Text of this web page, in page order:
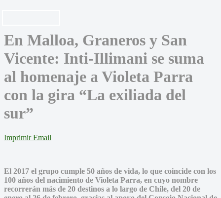
En Malloa, Graneros y San
Vicente: Inti-Illimani se suma
al homenaje a Violeta Parra
con la gira “La exiliada del
sur”
Imprimir Email
El 2017 el grupo cumple 50 años de vida, lo que coincide con los
100 años del nacimiento de Violeta Parra, en cuyo nombre
recorrerán más de 20 destinos a lo largo de Chile, del 20 de